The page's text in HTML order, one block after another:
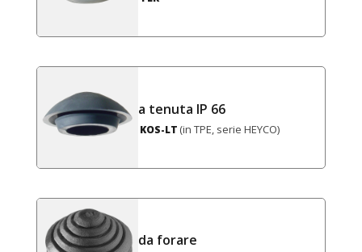
a tenuta IP 66
KOS-LT (in TPE, serie HEYCO)
da forare